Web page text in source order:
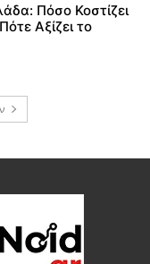
Πόσο Κοστίζει
Αξίζει το